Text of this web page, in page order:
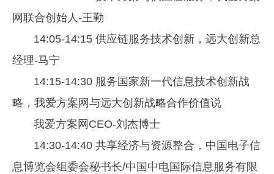
网联合创始人-王勤
14:05-14:15 供应链服务技术创新，远大创新总
经理-马宁
14:15-14:30 服务国家新一代信息技术创新战
略，我爱方案网与远大创新战略合作价值说
我爱方案网CEO-刘杰博士
14:30-14:40 共享经济与资源整合，中国电子信
息博览会组委会秘书长/中国中电国际信息服务有限